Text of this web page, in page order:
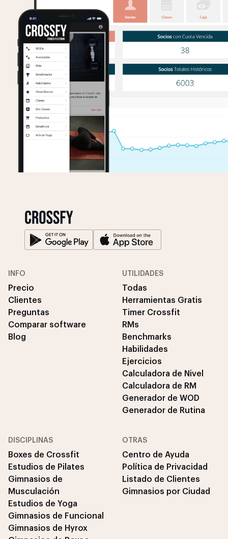
INFO
Precio
Clientes
Preguntas
Comparar software
Blog
UTILIDADES
Todas
Herramientas Gratis
Timer Crossfit
RMs
Benchmarks
Habilidades
Ejercicios
Calculadora de Nivel
Calculadora de RM
Generador de WOD
Generador de Rutina
DISCIPLINAS
Boxes de Crossfit
Estudios de Pilates
Gimnasios de
Musculación
Estudios de Yoga
Gimnasios de Funcional
Gimnasios de Hyrox
OTRAS
Centro de Ayuda
Política de Privacidad
Listado de Clientes
Gimnasios por Ciudad